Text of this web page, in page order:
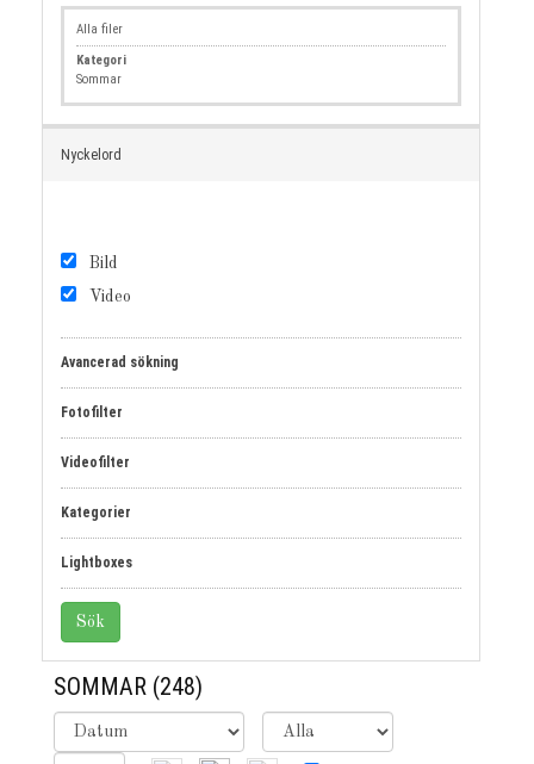
Alla filer
Kategori
Sommar
Nyckelord
Bild
Video
Avancerad sökning
Fotofilter
Videofilter
Kategorier
Lightboxes
SOMMAR (248)